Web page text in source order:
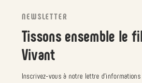
NEWSLETTER
Tissons ensemble le
Vivant
Inscrivez-vous à notre lettre